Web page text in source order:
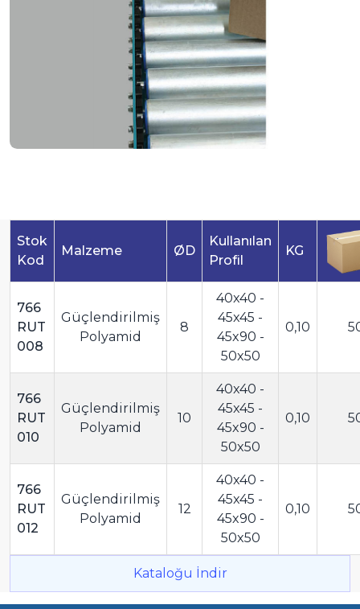
Stok
Kod
Malzeme ØD
Kullanılan
Profil
KG
766
RUT
008
Güçlendirilmiş
Polyamid
8
40x40 -
45x45 -
45x90 -
50x50
0,10
766
RUT
010
Güçlendirilmiş
Polyamid
10
40x40 -
45x45 -
45x90 -
50x50
0,10
766
RUT
012
Güçlendirilmiş
Polyamid
12
40x40 -
45x45 -
45x90 -
50x50
0,10
Kataloğu İndir